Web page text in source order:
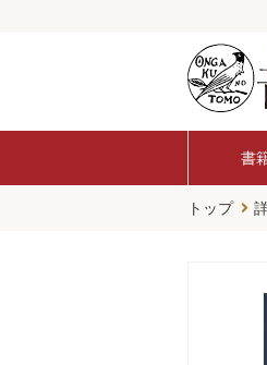
書
トップ